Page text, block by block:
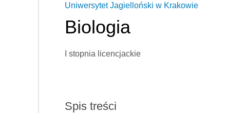
Uniwersytet Jagielloński w Krakowie
Biologia
I stopnia licencjackie
Spis treści